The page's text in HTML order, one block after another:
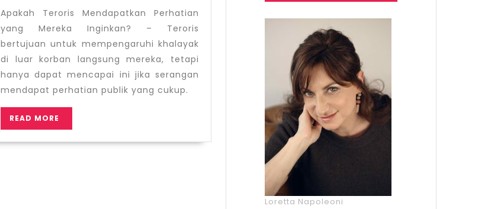
yang
Mereka
Inginkan?
Apakah Teroris Mendapatkan Perhatian
yang Mereka Inginkan? – Teroris
bertujuan untuk mempengaruhi khalayak
di luar korban langsung mereka, tetapi
hanya dapat mencapai ini jika serangan
mendapat perhatian publik yang cukup.
READ MORE
MORE
Loretta Napoleoni